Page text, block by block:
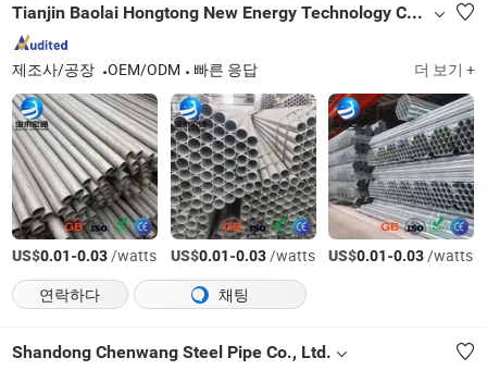
Tianjin Baolai Hongtong New Energy Technology Co., Ltd.
제조사/공장 OEM/ODM 빠른 응답 더 보기 +
US$0.01-0.03/watts US$0.01-0.03/watts US$0.01-0.03/watts
연락하다
채팅
Shandong Chenwang Steel Pipe Co., Ltd.